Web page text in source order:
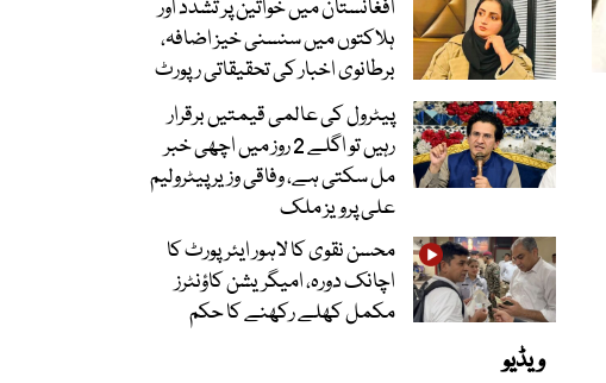
افغانستان میں خواتین پر تشدد اور
ہلاکتوں میں سنسنی خیز اضافہ،
برطانوی اخبار کی تحقیقاتی رپورٹ
پیٹرول کی عالمی قیمتیں برقرار
رہیں تو اگلے 2 روز میں اچھی خبر
مل سکتی ہے، وفاقی وزیر پیٹرولیم
علی پرویز ملک
محسن نقوی کا لاہور ایئرپورٹ کا
اچانک دورہ، امیگریشن کاؤنٹرز
مکمل کھلے رکھنے کا حکم
ویڈیو